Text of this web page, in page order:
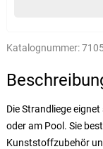
Katalognummer:
Die Strandliege
oder am Pool. Sie
Kunststoffzubehör